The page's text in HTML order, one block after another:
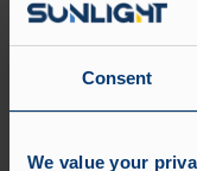
Consent
We value your